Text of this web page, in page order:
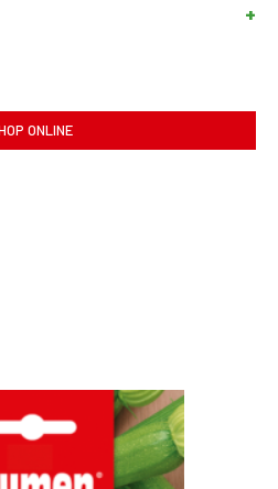
ONLINE